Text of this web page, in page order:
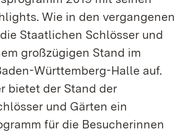
Wie in den vergangenen
Staatlichen Schlösser und
großzügigen Stand im
Württemberg-Halle auf.
bietet der Stand der
und Gärten ein
für die Besucherinnen